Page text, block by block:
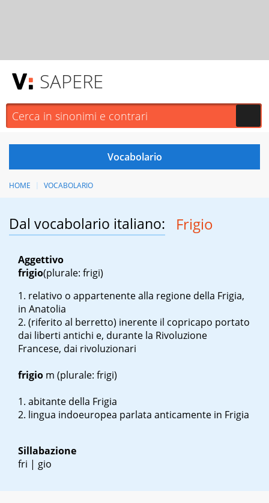
SAPERE
HOME VOCABOLARIO
Dal vocabolario italiano: Frigio
Aggettivo
frigio(plurale: frigi)
relativo o appartenente alla regione della Frigia,
in Anatolia
(riferito al berretto) inerente il copricapo portato
dai liberti antichi e, durante la Rivoluzione
Francese, dai rivoluzionari
frigio m (plurale: frigi)
abitante della Frigia
lingua indoeuropea parlata anticamente in Frigia
Sillabazione
fri | gio